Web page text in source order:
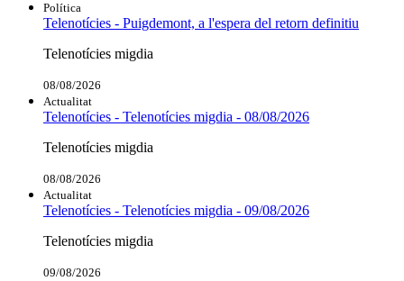
Política
Telenotícies - Puigdemont, a l'espera del retorn definitiu
Telenotícies migdia
08/08/2026
Actualitat
Telenotícies - Telenotícies migdia - 08/08/2026
Telenotícies migdia
08/08/2026
Actualitat
Telenotícies - Telenotícies migdia - 09/08/2026
Telenotícies migdia
09/08/2026